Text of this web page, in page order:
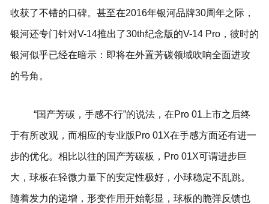
收获了不错的口碑。甚至在2016年银河品牌30周年之际，
银河还专门针对V-14推出了30th纪念版的V-14 Pro，彼时的
银河似乎已经在暗示：即将在外置芳碳领域吹响全面进攻
的号角。
“国产芳碳，手感不行”的说法，在Pro 01上市之后终
于有所改观，而相应的专业版Pro 01X在手感方面还有进一
步的优化。相比以往的国产芳碳板，Pro 01X可谓进步巨
大，球板在轻微力量下的安定性极好，小球稳定不乱跳。
随着发力的递增，形变作用开始彰显，球板的脆弹反馈也